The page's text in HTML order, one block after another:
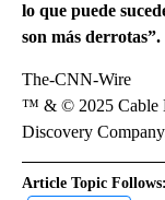
lo que puede
son más derrotas”.
The-CNN-Wire
™ & © 2025 Cable
Discovery
Article Topic Follows: